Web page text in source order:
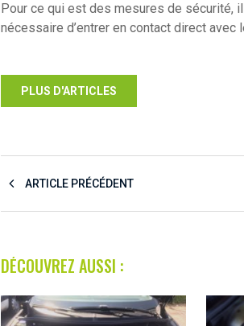
Pour ce qui est des mesures de sécurité, il
nécessaire d’entrer en contact direct
PLUS D'ARTICLES
ARTICLE PRÉCÉDENT
DÉCOUVREZ AUSSI :